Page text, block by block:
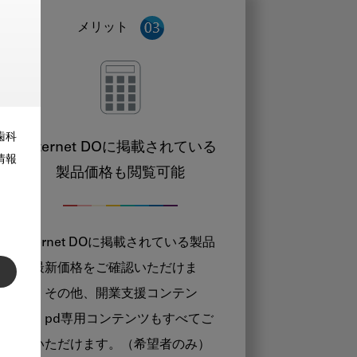
科
報
メリット
Internet DOに掲載されている
製品価格も閲覧可能
Internet DOに掲載されている製品
の最新価格をご確認いただけま
す。その他、開業支援コンテン
ツ、pd専用コンテンツもすべてご
覧いただけます。（希望者のみ）